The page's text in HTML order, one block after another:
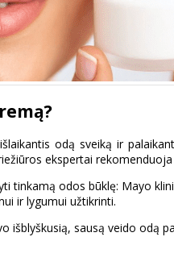
odą sveiką ir
ekspertai
tinkamą odos būklę: Mayo
ir lygumui užtikrinti.
sausą veido odą